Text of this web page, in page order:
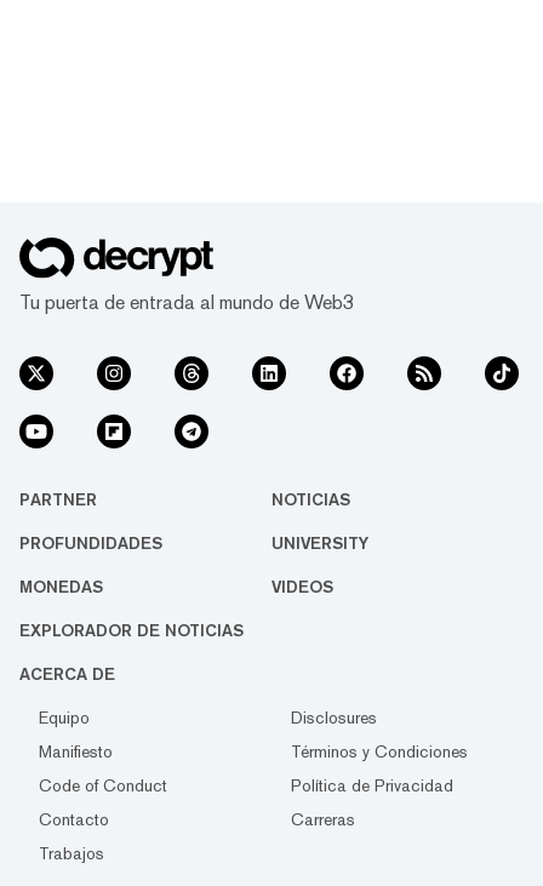
Tu puerta de entrada al mundo de Web3
PARTNER NOTICIAS
PROFUNDIDADES UNIVERSITY
MONEDAS VIDEOS
EXPLORADOR DE NOTICIAS
ACERCA DE
Equipo
Disclosures
Manifiesto
Términos y Condiciones
Code of Conduct
Política de Privacidad
Contacto
Carreras
Trabajos